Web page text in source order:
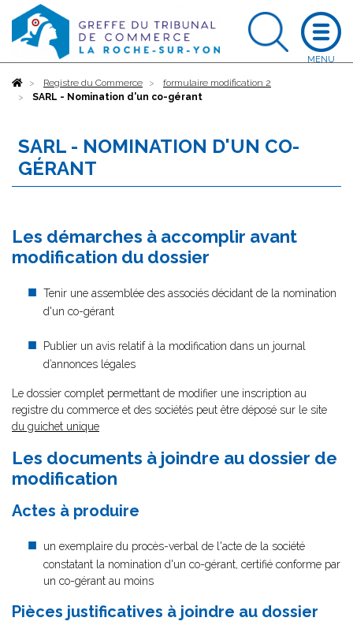
AccueilRegistre du Commerce
formulaire modification 2
SARL - Nomination d'un co-gérant
SARL - NOMINATION D'UN CO-
GÉRANT
Les démarches à accomplir avant
modification du dossier
Tenir une assemblée des associés décidant de la nomination
d'un co-gérant
Publier un avis relatif à la modification dans un journal
d’annonces légales
Le dossier complet permettant de modifier une inscription au
registre du commerce et des sociétés peut être déposé sur le site
du guichet unique
Les documents à joindre au dossier de
modification
Actes à produire
un exemplaire du procès-verbal de l'acte de la société
constatant la nomination d'un co-gérant, certifié conforme par
un co-gérant au moins
Pièces justificatives à joindre au dossier